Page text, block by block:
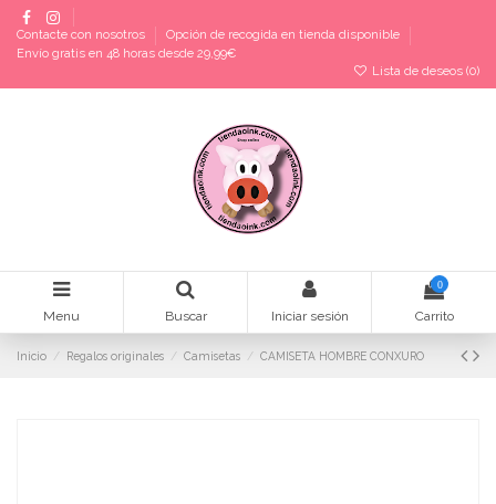
Contacte con nosotros
Opción de recogida en tienda disponible
Envío gratis en 48 horas desde 29,99€
Lista de deseos (0)
Menu Buscar Iniciar sesión
0
Carrito
Inicio Regalos originales Camisetas CAMISETA HOMBRE CONXURO